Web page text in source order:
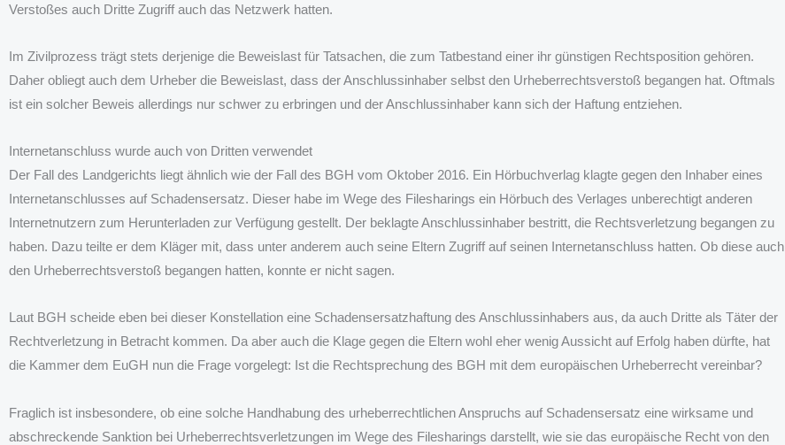
Verstoßes auch Dritte Zugriff auch das Netzwerk hatten.
Im Zivilprozess trägt stets derjenige die Beweislast für Tatsachen, die zum Tatbestand einer ihr günstigen Rechtsposition gehören.
Daher obliegt auch dem Urheber die Beweislast, dass der Anschlussinhaber selbst den Urheberrechtsverstoß begangen hat. Oftmals
ist ein solcher Beweis allerdings nur schwer zu erbringen und der Anschlussinhaber kann sich der Haftung entziehen.
Internetanschluss wurde auch von Dritten verwendet
Der Fall des Landgerichts liegt ähnlich wie der Fall des BGH vom Oktober 2016. Ein Hörbuchverlag klagte gegen den Inhaber eines
Internetanschlusses auf Schadensersatz. Dieser habe im Wege des Filesharings ein Hörbuch des Verlages unberechtigt anderen
Internetnutzern zum Herunterladen zur Verfügung gestellt. Der beklagte Anschlussinhaber bestritt, die Rechtsverletzung begangen zu
haben. Dazu teilte er dem Kläger mit, dass unter anderem auch seine Eltern Zugriff auf seinen Internetanschluss hatten. Ob diese auch
den Urheberrechtsverstoß begangen hatten, konnte er nicht sagen.
Laut BGH scheide eben bei dieser Konstellation eine Schadensersatzhaftung des Anschlussinhabers aus, da auch Dritte als Täter der
Rechtverletzung in Betracht kommen. Da aber auch die Klage gegen die Eltern wohl eher wenig Aussicht auf Erfolg haben dürfte, hat
die Kammer dem EuGH nun die Frage vorgelegt: Ist die Rechtsprechung des BGH mit dem europäischen Urheberrecht vereinbar?
Fraglich ist insbesondere, ob eine solche Handhabung des urheberrechtlichen Anspruchs auf Schadensersatz eine wirksame und
abschreckende Sanktion bei Urheberrechtsverletzungen im Wege des Filesharings darstellt, wie sie das europäische Recht von den